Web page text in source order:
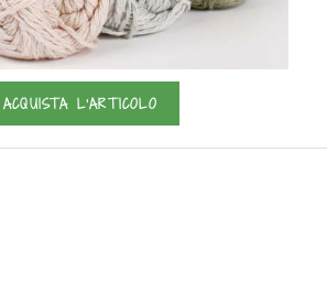
ACQUISTA L'ARTICOLO